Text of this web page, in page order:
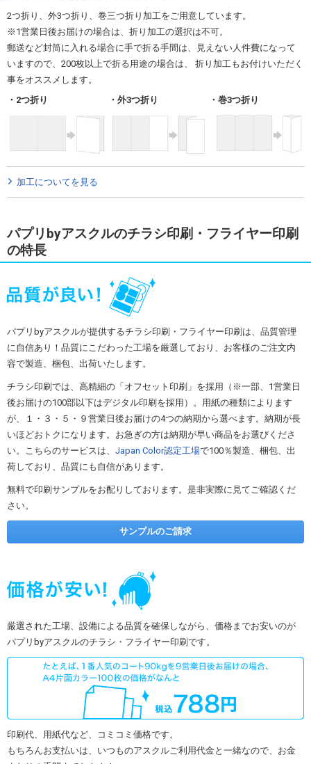
2つ折り、外3つ折り、巻三つ折り加工をご用意しています。
※1営業日後お届けの場合は、折り加工の選択は不可。
郵送など封筒に入れる場合に手で折る手間は、見えない人件費になって
いますので、200枚以上で折る用途の場合は、 折り加工もお付けいただく
事をオススメします。
2つ折り
外3つ折り 巻3つ折り
加工についてを見る
パプリbyアスクルのチラシ印刷・フライヤー印刷
の特長
パプリbyアスクルが提供するチラシ印刷・フライヤー印刷は、品質管理
に自信あり！品質にこだわった工場を厳選しており、お客様のご注文内
容で製造、梱包、出荷いたします。
チラシ印刷では、高精細の「オフセット印刷」を採用（※一部、1営業日
後お届けの100部以下はデジタル印刷を採用）。用紙の種類によります
が、１・３・５・９営業日後お届けの4つの納期から選べます。納期が長
いほどおトクになります。お急ぎの方は納期が早い商品をお選びくださ
い。こちらのサービスは、 Japan Color認定工場で100％製造、梱包、出
荷しており、品質にも自信があります。
無料で印刷サンプルをお配りしております。是非実際に見てご確認くだ
さい。
サンプルのご請求
厳選された工場、設備による品質を確保しながら、価格までお安いのが
パプリbyアスクルのチラシ・フライヤー印刷です。
印刷代、用紙代など、コミコミ価格です。
もちろんお支払いは、いつものアスクルご利用代金と一緒なので、お金